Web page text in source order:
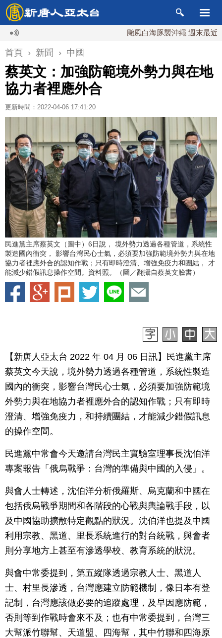
颱風白海豚襲沖繩 週末最近台灣
首頁 › 新聞 › 中國
蔡英文：加強防範境外勢力與在地
協力者裡應外合
更新時間：2022-04-06 17:41:20
民進黨主席蔡英文（圖中）6日說， 境外勢力透過各種管道，系統性
製造國內衝突， 影響台灣民心士氣，必須要加強防範境外勢力與在地
協力者裡應外合的認知作戰；只有即時澄清、增強免疫力和團結， 才
能減少錯假訊息操作空間。資料照。（圖／翻攝自蔡英文臉書）
【新唐人亞太台 2022 年 04 月 06 日訊】民進黨主席
蔡英文今天說，境外勢力透過各種管道，系統性製造
國內的衝突，影響台灣民心士氣，必須要加強防範境
外勢力與在地協力者裡應外合的認知作戰；只有即時
澄清、增強免疫力，和持續團結，才能減少錯假訊息
的操作空間。
民進黨中常會今天邀請台灣民主實驗室理事長沈伯洋
專案報告「俄烏戰爭：台灣的準備與中國的入侵」。
與會人士轉述，沈伯洋分析俄羅斯、烏克蘭和中國在
包括俄烏戰爭期間和各階段的心戰與輿論戰手段，以
及中國協助擴散特定觀點的狀況。沈伯洋也提及中國
利用宗教、黑道、里長系統進行的對台統戰，與會者
則分享地方上甚至有滲透學校、教育系統的狀況。
與會中常委提到，第五縱隊透過宗教人士、黑道人
士、村里長滲透，台灣應建立防範機制，像日本有登
記制，台灣應該做必要的追蹤處理，及早因應防範，
否則等到作戰時會來不及；也有中常委提到，台灣三
大幫派竹聯幫、天道盟、四海幫，其中竹聯和四海原